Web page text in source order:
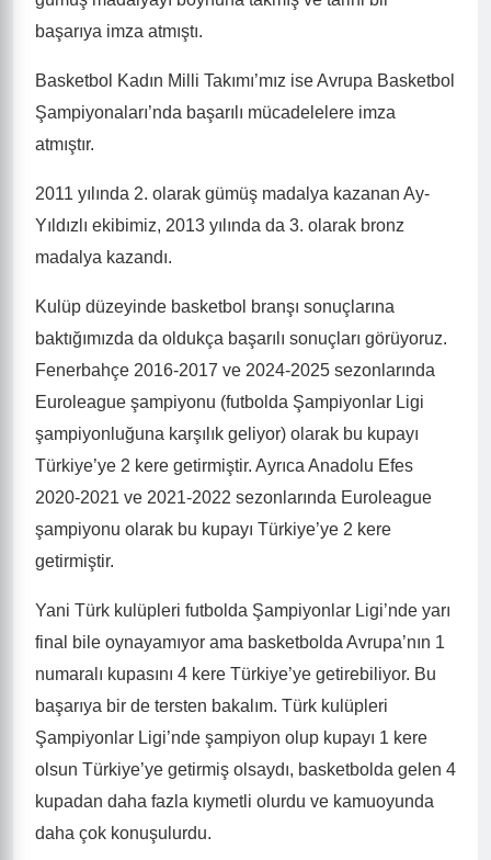
başarıya imza atmıştı.
Basketbol Kadın Milli Takımı’mız ise Avrupa Basketbol
Şampiyonaları’nda başarılı mücadelelere imza
atmıştır.
2011 yılında 2. olarak gümüş madalya kazanan Ay-
Yıldızlı ekibimiz, 2013 yılında da 3. olarak bronz
madalya kazandı.
Kulüp düzeyinde basketbol branşı sonuçlarına
baktığımızda da oldukça başarılı sonuçları görüyoruz.
Fenerbahçe 2016-2017 ve 2024-2025 sezonlarında
Euroleague şampiyonu (futbolda Şampiyonlar Ligi
şampiyonluğuna karşılık geliyor) olarak bu kupayı
Türkiye’ye 2 kere getirmiştir. Ayrıca Anadolu Efes
2020-2021 ve 2021-2022 sezonlarında Euroleague
şampiyonu olarak bu kupayı Türkiye’ye 2 kere
getirmiştir.
Yani Türk kulüpleri futbolda Şampiyonlar Ligi’nde yarı
final bile oynayamıyor ama basketbolda Avrupa’nın 1
numaralı kupasını 4 kere Türkiye’ye getirebiliyor. Bu
başarıya bir de tersten bakalım. Türk kulüpleri
Şampiyonlar Ligi’nde şampiyon olup kupayı 1 kere
olsun Türkiye’ye getirmiş olsaydı, basketbolda gelen 4
kupadan daha fazla kıymetli olurdu ve kamuoyunda
daha çok konuşulurdu.